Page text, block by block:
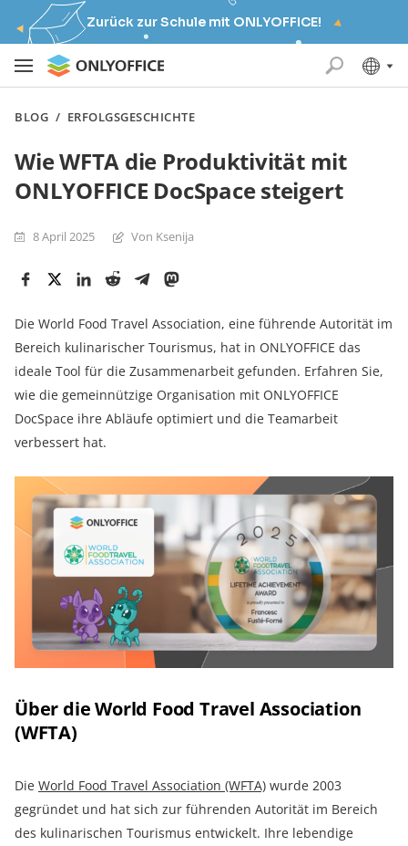
Zurück zur Schule mit ONLYOFFICE!
BLOG / ERFOLGSGESCHICHTE
Wie WFTA die Produktivität mit
ONLYOFFICE DocSpace steigert
8 April 2025 Von Ksenija
Die World Food Travel Association, eine führende Autorität im
Bereich kulinarischer Tourismus, hat in ONLYOFFICE das
ideale Tool für die Zusammenarbeit gefunden. Erfahren Sie,
wie die gemeinnützige Organisation mit ONLYOFFICE
DocSpace ihre Abläufe optimiert und die Teamarbeit
verbessert hat.
Über die World Food Travel Association
(WFTA)
Die World Food Travel Association (WFTA) wurde 2003
gegründet und hat sich zur führenden Autorität im Bereich
des kulinarischen Tourismus entwickelt. Ihre lebendige